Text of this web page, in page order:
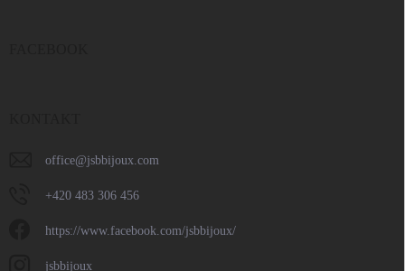
office@jsbbijoux.com
+420 483 306 456
https://www.facebook.com/jsbbijoux/
jsbbijoux